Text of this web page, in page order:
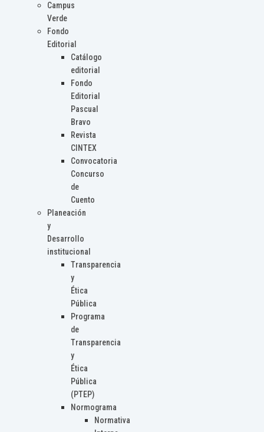
Campus
Verde
Fondo
Editorial
Catálogo
editorial
Fondo
Editorial
Pascual
Bravo
Revista
CINTEX
Convocatoria
Concurso
de
Cuento
Planeación
y
Desarrollo
institucional
Transparencia
y
Ética
Pública
Programa
de
Transparencia
y
Ética
Pública
(PTEP)
Normograma
Normativa